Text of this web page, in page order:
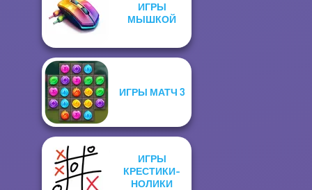
ИГРЫ
МЫШКОЙ
ИГРЫ МАТЧ 3
ИГРЫ
КРЕСТИКИ-
НОЛИКИ